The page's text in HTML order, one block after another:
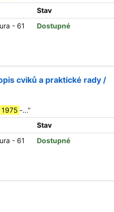
Stav
- 61 Dostupné
cviků a praktické rady /
1975 -...”
Stav
- 61 Dostupné